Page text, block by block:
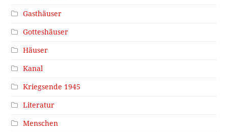
Gasthäuser
Gotteshäuser
Häuser
Kanal
Kriegsende 1945
Literatur
Menschen